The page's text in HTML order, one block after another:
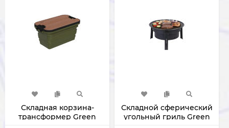
Складная корзина-
трансформер Green
Складной сферический
угольный гриль Green